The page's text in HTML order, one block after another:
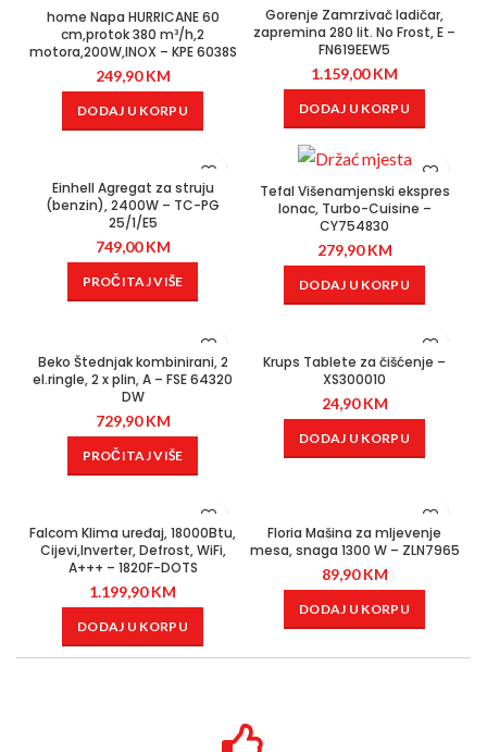
home Napa HURRICANE 60
cm,protok 380 m³/h,2
motora,200W,INOX – KPE 6038S
249,90KM
DODAJ U KORPU
Gorenje Zamrzivač ladičar,
zapremina 280 lit. No Frost, E –
FN619EEW5
1.159,00KM
DODAJ U KORPU
Einhell Agregat za struju
(benzin), 2400W – TC-PG
25/1/E5
749,00KM
PROČITAJ VIŠE
Tefal Višenamjenski ekspres
lonac, Turbo-Cuisine –
CY754830
279,90KM
DODAJ U KORPU
Beko Štednjak kombinirani, 2
el.ringle, 2 x plin, A – FSE 64320
DW
729,90KM
PROČITAJ VIŠE
Krups Tablete za čišćenje –
XS300010
24,90KM
DODAJ U KORPU
Falcom Klima uređaj, 18000Btu,
Cijevi,Inverter, Defrost, WiFi,
A+++ – 1820F-DOTS
1.199,90KM
DODAJ U KORPU
Floria Mašina za mljevenje
mesa, snaga 1300 W – ZLN7965
89,90KM
DODAJ U KORPU